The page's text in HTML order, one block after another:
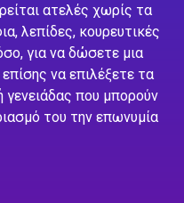
ατελές χωρίς τα
λεπίδες, κουρευτικές
για να δώσετε μια
να επιλέξετε τα
γενειάδας που μπορούν
του την επωνυμία